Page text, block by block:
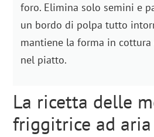
foro. Elimina solo semini e
un bordo di polpa tutto
mantiene la forma in cottura
nel piatto.
La ricetta delle
friggitrice ad aria